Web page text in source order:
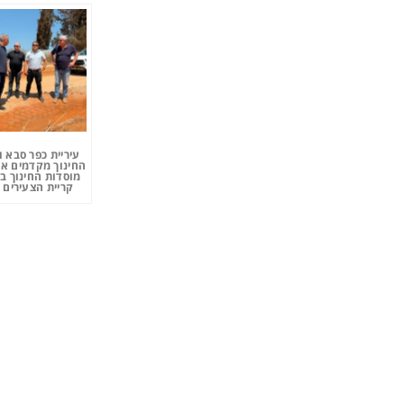
עיריית כפר
החינוך מקדמים
מוסדות החינוך
קריית